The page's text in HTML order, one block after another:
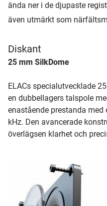
ända ner i de djupaste
även utmärkt som
Diskant
25 mm SilkDome
ELACs specialutvecklade
en dubbellagers talspole
enastående prestanda
kHz. Den avancerade
överlägsen klarhet och